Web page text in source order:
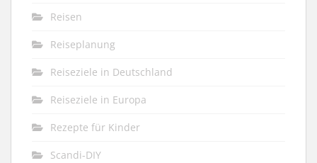
Reisen
Reiseplanung
Reiseziele in Deutschland
Reiseziele in Europa
Rezepte für Kinder
Scandi-DIY